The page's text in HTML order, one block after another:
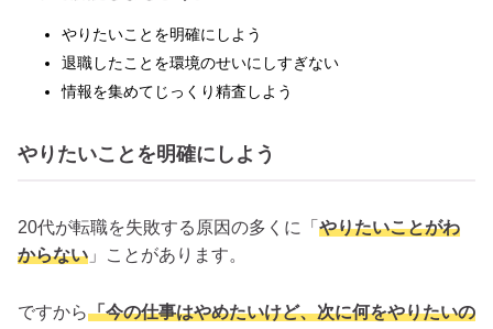
やりたいことを明確にしよう
退職したことを環境のせいにしすぎない
情報を集めてじっくり精査しよう
やりたいことを明確にしよう
20代が転職を失敗する原因の多くに「 やりたいことがわ
からない 」ことがあります。
ですから「今の仕事はやめたいけど、次に何をやりたいの